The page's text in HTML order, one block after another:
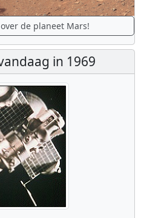
de planeet Mars!
in 1969